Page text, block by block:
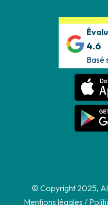
4.6
Basé
© Copyright 2025,
Mentions légales /